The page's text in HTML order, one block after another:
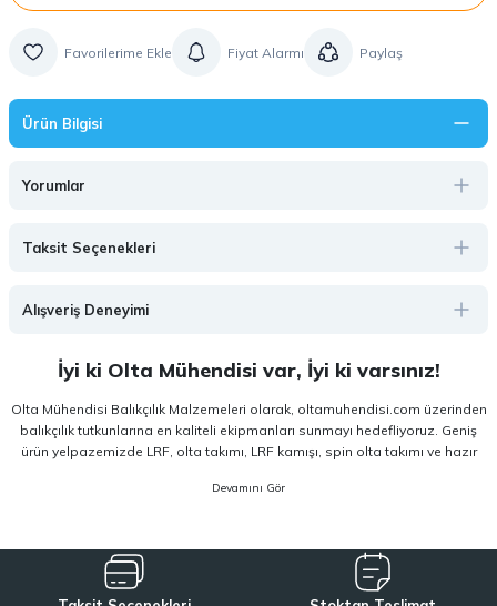
Fiyat Alarmı Paylaş
Ürün Bilgisi
Yorumlar
Taksit Seçenekleri
Alışveriş Deneyimi
İyi ki Olta Mühendisi var, İyi ki varsınız!
Olta Mühendisi Balıkçılık Malzemeleri olarak, oltamuhendisi.com üzerinden
balıkçılık tutkunlarına en kaliteli ekipmanları sunmayı hedefliyoruz. Geniş
ürün yelpazemizde LRF, olta takımı, LRF kamışı, spin olta takımı ve hazır
kullanıcıların ihtiyaçlarına hitap eden çözümler yer almaktadır. Deneyim
Sitemizde yer alan ürünler; dünya çapında kendini kanıtlamış
Daiwa, Hanfish, Fujin ve Ryuji
gibi lider markaların en güncel ve performans